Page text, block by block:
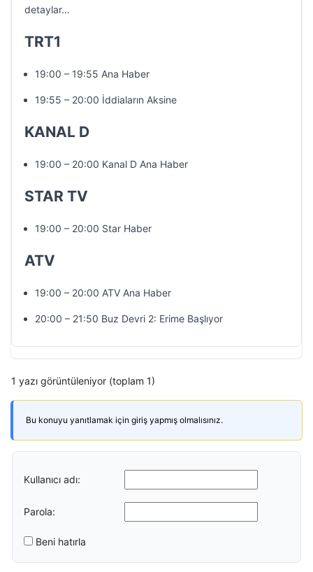
detaylar…
TRT1
19:00 – 19:55 Ana Haber
19:55 – 20:00 İddiaların Aksine
KANAL D
19:00 – 20:00 Kanal D Ana Haber
STAR TV
19:00 – 20:00 Star Haber
ATV
19:00 – 20:00 ATV Ana Haber
20:00 – 21:50 Buz Devri 2: Erime Başlıyor
1 yazı görüntüleniyor (toplam 1)
Bu konuyu yanıtlamak için giriş yapmış olmalısınız.
Kullanıcı adı:
Parola:
Beni hatırla